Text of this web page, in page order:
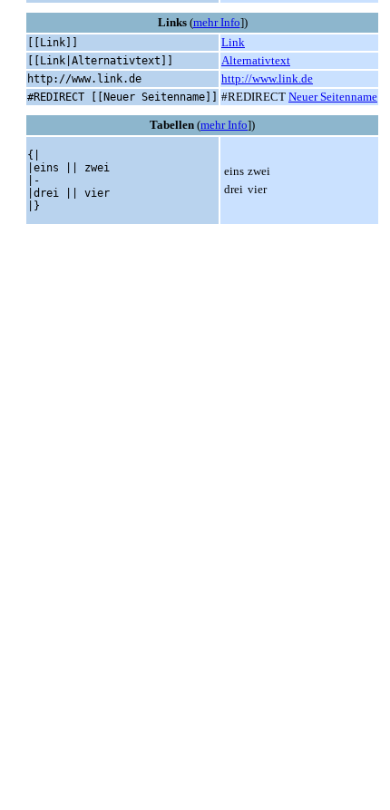
Links(mehr Info])
[[Link]] Link
[[Link|Alternativtext]] Alternativtext
http://www.link.de http://www.link.de
#REDIRECT [[Neuer Seitenname]] #REDIRECT Neuer Seitenname
Tabellen (mehr Info])
{|
|eins || zwei
|-
|drei || vier
|}
eins zwei
drei vier